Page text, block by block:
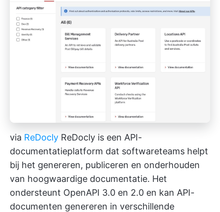
via ReDocly ReDocly is een API-
documentatieplatform dat softwareteams helpt
bij het genereren, publiceren en onderhouden
van hoogwaardige documentatie. Het
ondersteunt OpenAPI 3.0 en 2.0 en kan API-
documenten genereren in verschillende